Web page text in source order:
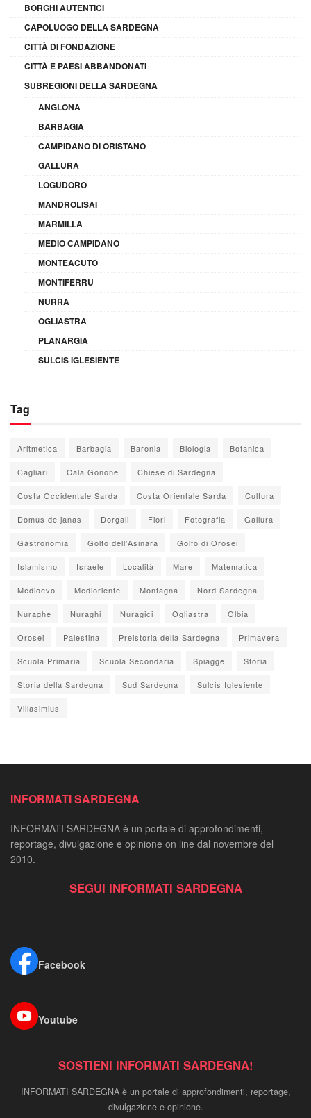
BORGHI AUTENTICI
CAPOLUOGO DELLA SARDEGNA
CITTÀ DI FONDAZIONE
CITTÀ E PAESI ABBANDONATI
SUBREGIONI DELLA SARDEGNA
ANGLONA
BARBAGIA
CAMPIDANO DI ORISTANO
GALLURA
LOGUDORO
MANDROLISAI
MARMILLA
MEDIO CAMPIDANO
MONTEACUTO
MONTIFERRU
NURRA
OGLIASTRA
PLANARGIA
SULCIS IGLESIENTE
Tag
Aritmetica Barbagia Baronia Biologia Botanica
Cagliari Cala Gonone Chiese di Sardegna
Costa Occidentale Sarda Costa Orientale Sarda Cultura
Domus de janas Dorgali Fiori Fotografia Gallura
Gastronomia Golfo dell'Asinara Golfo di Orosei
Islamismo Israele Località Mare Matematica
Medioevo Medioriente Montagna Nord Sardegna
Nuraghe Nuraghi Nuragici Ogliastra Olbia
Orosei Palestina Preistoria della Sardegna Primavera
Scuola Primaria Scuola Secondaria Spiagge Storia
Storia della Sardegna Sud Sardegna Sulcis Iglesiente
Villasimius
INFORMATI SARDEGNA
INFORMATI SARDEGNA è un portale di approfondimenti,
reportage, divulgazione e opinione on line dal novembre del
2010.
SEGUI INFORMATI SARDEGNA
Facebook
Youtube
SOSTIENI INFORMATI SARDEGNA!
INFORMATI SARDEGNA è un portale di approfondimenti, reportage,
divulgazione e opinione.